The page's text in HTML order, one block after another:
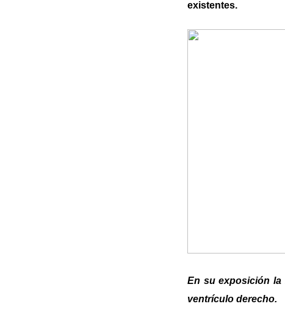
existentes.
En su exposición la
ventrículo derecho.